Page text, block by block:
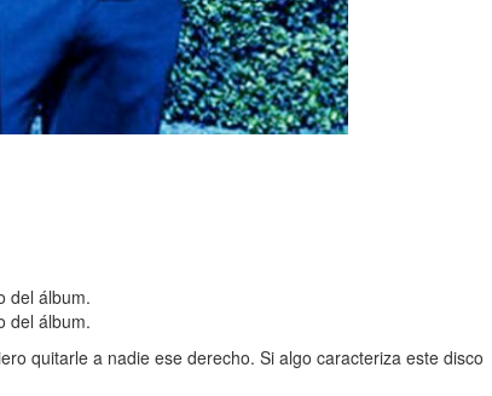
del álbum.
del álbum.
quitarle a nadie ese derecho. Si algo caracteriza este disco